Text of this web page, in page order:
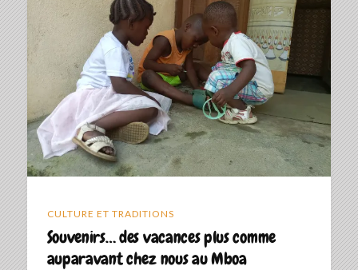
CULTURE ET TRADITIONS
Souvenirs… des vacances plus comme
auparavant chez nous au Mboa